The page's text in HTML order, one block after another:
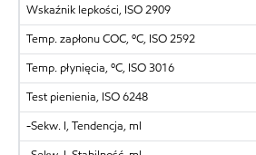
Wskaźnik lepkości, ISO 2909
Temp. zapłonu COC, ºC, ISO 2592
Temp. płynięcia, ºC, ISO 3016
Test pienienia, ISO 6248
-Sekw. I, Tendencja, ml